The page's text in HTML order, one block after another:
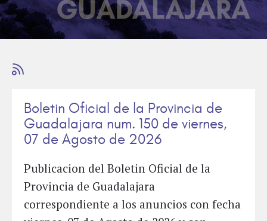
Boletin Oficial de la Provincia de
Guadalajara num. 150 de viernes,
07 de Agosto de 2026
Publicacion del Boletin Oficial de la
Provincia de Guadalajara
correspondiente a los anuncios con fecha